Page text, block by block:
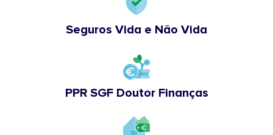
Seguros Vida e Não Vida
PPR SGF Doutor Finanças